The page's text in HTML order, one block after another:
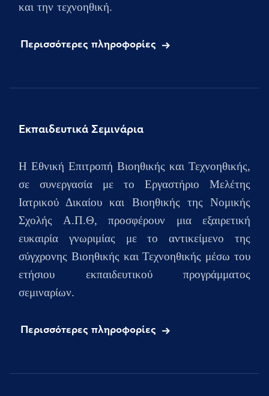
και την τεχνοηθική.
Περισσότερες πληροφορίες
Εκπαιδευτικά Σεμινάρια
H Εθνική Επιτροπή Βιοηθικής και Τεχνοηθικής,
σε συνεργασία με το Εργαστήριο Μελέτης
Ιατρικού Δικαίου και Βιοηθικής της Νομικής
Σχολής Α.Π.Θ, προσφέρουν μια εξαιρετική
ευκαιρία γνωριμίας με το αντικείμενο της
σύγχρονης Βιοηθικής και Τεχνοηθικής μέσω του
ετήσιου
εκπαιδευτικού προγράμματος
σεμιναρίων.
Περισσότερες πληροφορίες